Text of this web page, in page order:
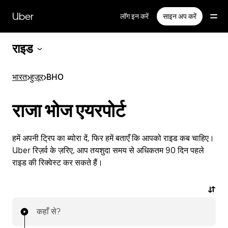
सामग्री
पर
Uber लॉग इन करें साइन अप करें
राइड
भारत>हुज़ूर>BHO
राजा भोज एयरपोर्ट
हमें अपनी ट्रिप का ब्योरा दें, फिर हमें बताएँ कि आपको राइड कब चाहिए।
Uber रिज़र्व के ज़रिए, आप तयशुदा समय से अधिकतम 90 दिन पहले
राइड की रिक्वेस्ट कर सकते हैं।
कहाँ से?